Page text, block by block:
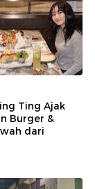
Ting Ajak
Burger &
dari